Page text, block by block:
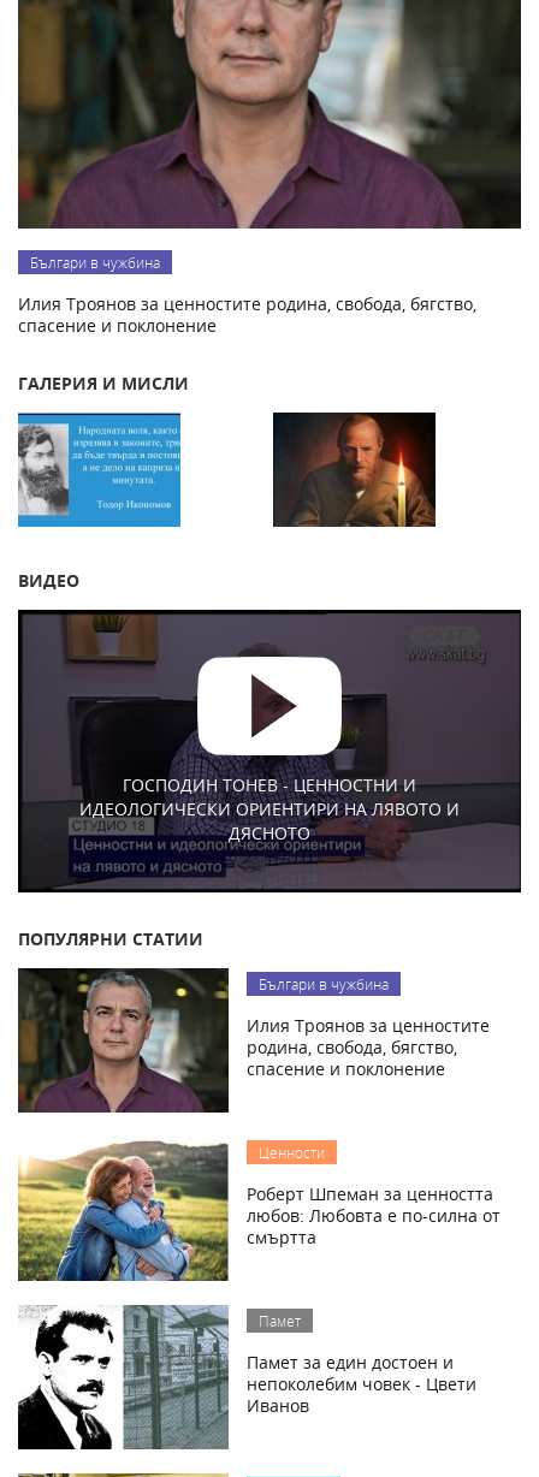
Българи в чужбина
Илия Троянов за ценностите родина, свобода, бягство,
спасение и поклонение
ГАЛЕРИЯ И МИСЛИ
ВИДЕО
ГОСПОДИН ТОНЕВ - ЦЕННОСТНИ И
ИДЕОЛОГИЧЕСКИ ОРИЕНТИРИ НА ЛЯВОТО И
ДЯСНОТО
ПОПУЛЯРНИ СТАТИИ
Българи в чужбина
Илия Троянов за ценностите
родина, свобода, бягство,
спасение и поклонение
Ценности
Роберт Шпеман за ценността
любов: Любовта е по-силна от
смъртта
Памет
Памет за един достоен и
непоколебим човек - Цвети
Иванов